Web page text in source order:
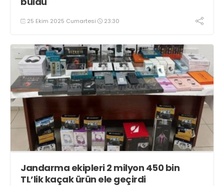
25 Ekim 2025 Cumartesi 23:30
Jandarma ekipleri 2 milyon 450 bin
TL’lik kaçak ürün ele geçirdi